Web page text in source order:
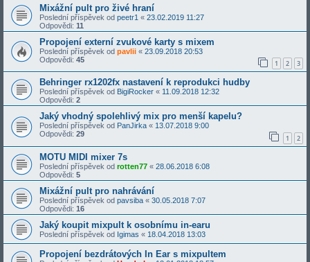
Mixážní pult pro živé hraní
Poslední příspěvek od peetr1 « 23.02.2019 11:27
Odpovědi: 11
Propojení externí zvukové karty s mixem
Poslední příspěvek od pavlii « 23.09.2018 20:53
Odpovědi: 45 1 2 3
Behringer rx1202fx nastavení k reprodukci hudby
Poslední příspěvek od BigiRocker « 11.09.2018 12:32
Odpovědi: 2
Jaký vhodný spolehlivý mix pro menší kapelu?
Poslední příspěvek od PanJirka « 13.07.2018 9:00
Odpovědi: 29 1 2
MOTU MIDI mixer 7s
Poslední příspěvek od rotten77 « 28.06.2018 6:08
Odpovědi: 5
Mixážní pult pro nahrávání
Poslední příspěvek od pavsiba « 30.05.2018 7:07
Odpovědi: 16
Jaký koupit mixpult k osobnímu in-earu
Poslední příspěvek od Igimas « 18.04.2018 13:03
Propojení bezdrátových In Ear s mixpultem